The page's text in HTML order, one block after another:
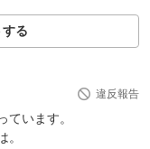
る
違反報告
います。